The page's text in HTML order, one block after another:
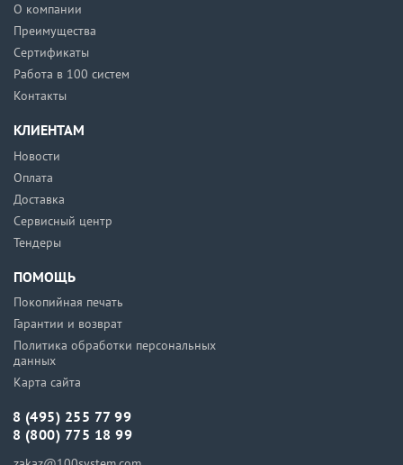
О компании
Преимущества
Сертификаты
Работа в 100 систем
Контакты
КЛИЕНТАМ
Новости
Оплата
Доставка
Сервисный центр
Тендеры
ПОМОЩЬ
Покопийная печать
Гарантии и возврат
Политика обработки персональных
данных
Карта сайта
8 (495) 255 77 99
8 (800) 775 18 99